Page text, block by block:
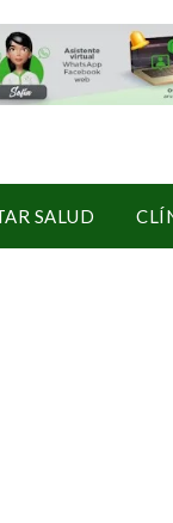
SALUD